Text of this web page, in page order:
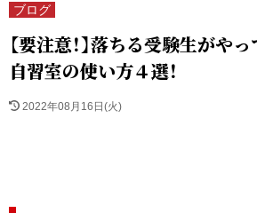
ブログ
【要注意！】落ちる受験生がや
自習室の使い方４選！
2022年08月16日(火)